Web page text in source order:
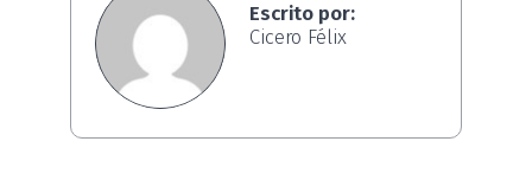
Escrito por:
Cicero Félix